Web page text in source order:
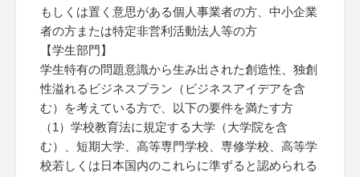
もしくは置く意思がある個人事業者の方、中小企業
者の方または特定非営利活動法人等の方
【学生部門】
学生特有の問題意識から生み出された創造性、独創
性溢れるビジネスプラン（ビジネスアイデアを含
む）を考えている方で、以下の要件を満たす方
（1）学校教育法に規定する大学（大学院を含
む）、短期大学、高等専門学校、専修学校、高等学
校若しくは日本国内のこれらに準ずると認められる